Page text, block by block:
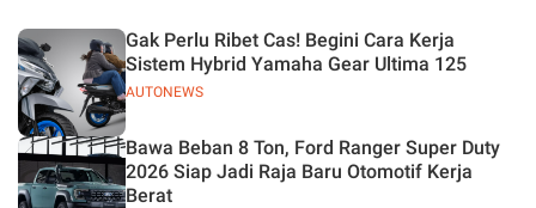
Basis Produksi
ASEAN
2026
AUTONEWS
Gak Perlu Ribet Cas! Begini Cara Kerja
Sistem Hybrid Yamaha Gear Ultima 125
Bawa Beban 8 Ton, Ford Ranger Super Duty
2026 Siap Jadi Raja Baru Otomotif Kerja
Berat